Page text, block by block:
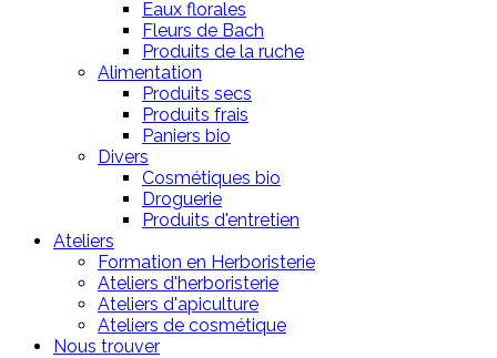
Eaux florales
Fleurs de Bach
Produits de la ruche
Alimentation
Produits secs
Produits frais
Paniers bio
Divers
Cosmétiques bio
Droguerie
Produits d'entretien
Ateliers
Formation en Herboristerie
Ateliers d'herboristerie
Ateliers d'apiculture
Ateliers de cosmétique
Nous trouver